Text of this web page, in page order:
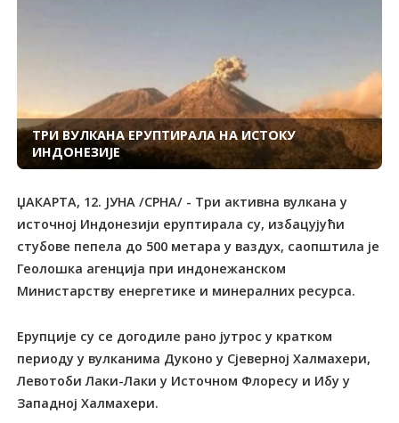
ТРИ ВУЛКАНА ЕРУПТИРАЛА НА ИСТОКУ
ИНДОНЕЗИЈЕ
ЏАКАРТА, 12. ЈУНА /СРНА/ - Три активна вулкана у
источној Индонезији еруптирала су, избацујући
стубове пепела до 500 метара у ваздух, саопштила је
Геолошка агенција при индонежанском
Министарству енергетике и минералних ресурса.
Ерупције су се догодиле рано јутрос у кратком
периоду у вулканима Дуконо у Сјеверној Халмахери,
Левотоби Лаки-Лаки у Источном Флоресу и Ибу у
Западној Халмахери.